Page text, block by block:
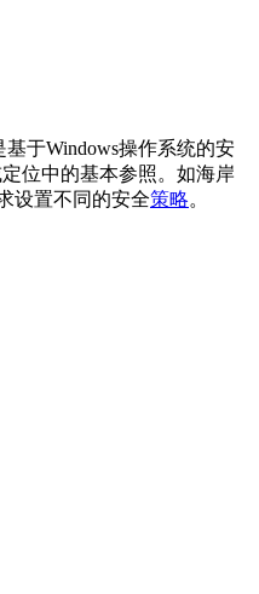
于Windows操作系统的安
位中的基本参照。如海岸
设置不同的安全策略。